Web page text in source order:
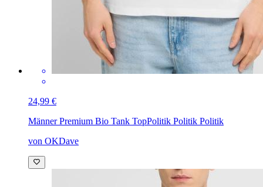
24,99 €
Männer Premium Bio Tank TopPolitik Politik Politik
von OKDave